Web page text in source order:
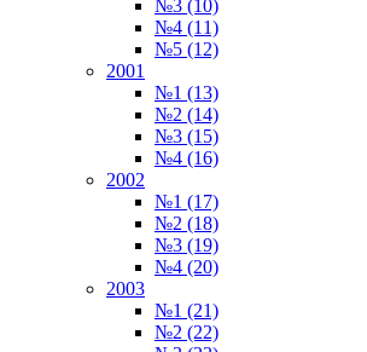
№3 (10)
№4 (11)
№5 (12)
2001
№1 (13)
№2 (14)
№3 (15)
№4 (16)
2002
№1 (17)
№2 (18)
№3 (19)
№4 (20)
2003
№1 (21)
№2 (22)